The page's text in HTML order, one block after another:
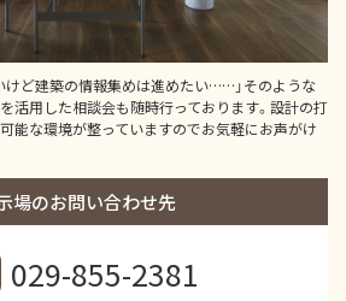
けど建築の情報集めは進めたい……」そのような
活用した相談会も随時行っております。設計の打
能な環境が整っていますのでお気軽にお声がけ
場のお問い合わせ先
029-855-2381